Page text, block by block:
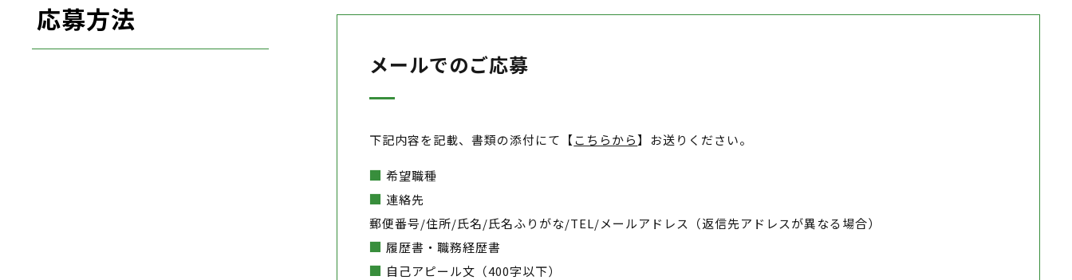
応募方法
メールでのご応募
下記内容を記載、書類の添付にて【こちらから】お送りください。
希望職種
連絡先
郵便番号/住所/氏名/氏名ふりがな/TEL/メールアドレス（返信先アドレスが異なる場合）
履歴書・職務経歴書
自己アピール文（400字以下）